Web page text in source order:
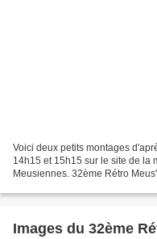
Voici deux petits montages
14h15 et 15h15 sur le site de la
Meusiennes. 32ème Rétro
Images du 32ème